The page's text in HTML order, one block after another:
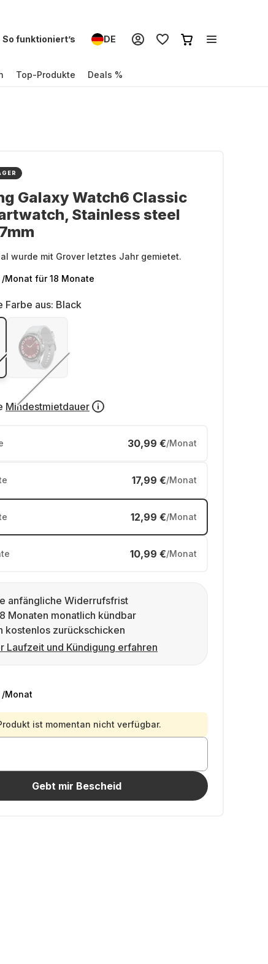
So funktioniert’s DE
Top-Produkte Deals %
Galaxy Watch6 Classic
Stainless steel
wurde mit Grover letztes Jahr gemietet.
/Monat für 18 Monate
Farbe aus: Black
Mindestmietdauer
30,99 €/Monat
17,99 €/Monat
12,99 €/Monat
10,99 €/Monat
anfängliche Widerrufsfrist
Monaten monatlich kündbar
kostenlos zurückschicken
Laufzeit und Kündigung erfahren
/Monat
ist momentan nicht verfügbar.
Gebt mir Bescheid